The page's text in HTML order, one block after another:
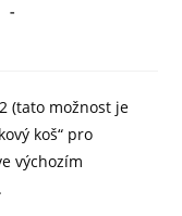
(tato možnost je
koš“ pro
výchozím